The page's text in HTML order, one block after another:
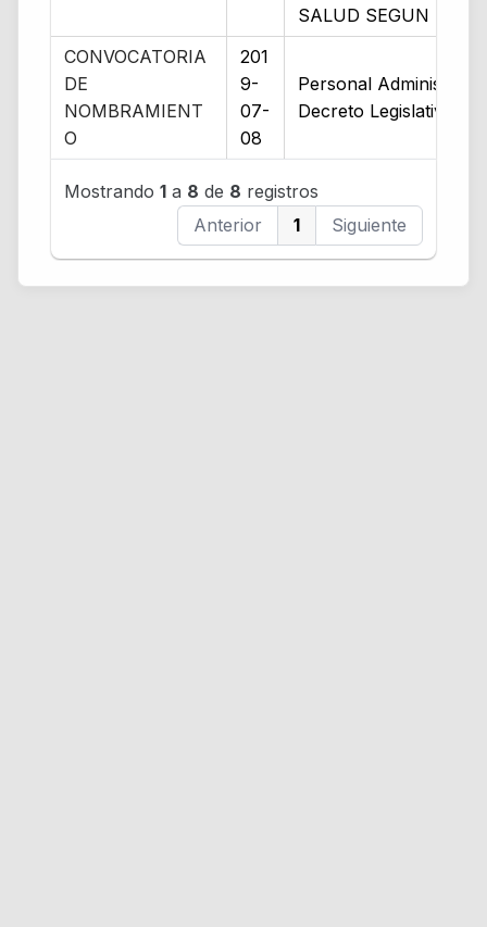
SALUD SEGUN LEY
CONVOCATORIA
DE
NOMBRAMIENT
O
201
9-
07-
08
Personal
Decreto Legislativo
Mostrando 1 a 8 de 8 registros
Anterior
1 Siguiente